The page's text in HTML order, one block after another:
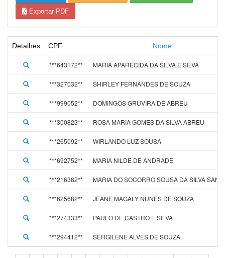
Exportar PDF
Detalhes CPF Nome
***643172** MARIA APARECIDA DA SILVA E SILVA
***327032** SHIRLEY FERNANDES DE SOUZA
***999052** DOMINGOS GRUVIRA DE ABREU
***300823** ROSA MARIA GOMES DA SILVA ABREU
***265092** WIRLANDO LUZ SOUSA
***692752** MARIA NILDE DE ANDRADE
***216382** MARIA DO SOCORRO SOUSA DA SILVA
***625682** JEANE MAGALY NUNES DE SOUZA
***274333** PAULO DE CASTRO E SILVA
***294412** SERGILENE ALVES DE SOUZA